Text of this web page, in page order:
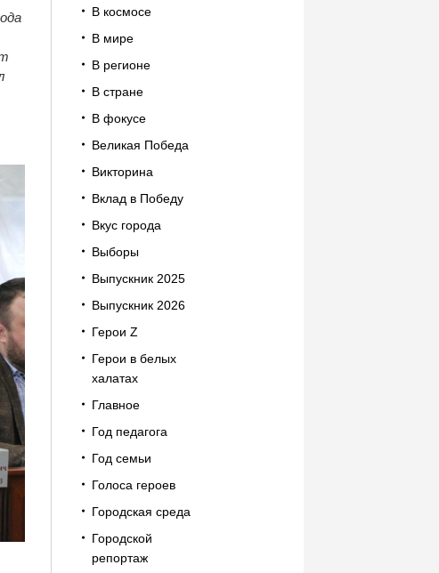
В космосе
В мире
В регионе
В стране
В фокусе
Великая Победа
Викторина
Вклад в Победу
Вкус города
Выборы
Выпускник 2025
Выпускник 2026
Герои Z
Герои в белых
халатах
Главное
Год педагога
Год семьи
Голоса героев
Городская среда
Городской
репортаж